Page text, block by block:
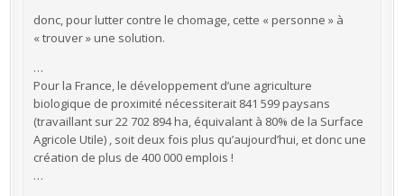
donc, pour lutter contre le chomage, cette « personne » à
« trouver » une solution.
…
Pour la France, le développement d’une agriculture
biologique de proximité nécessiterait 841 599 paysans
(travaillant sur 22 702 894 ha, équivalant à 80% de la Surface
Agricole Utile) , soit deux fois plus qu’aujourd’hui, et donc une
création de plus de 400 000 emplois !
…